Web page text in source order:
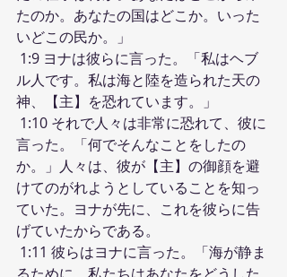
たのか。あなたの国はどこか。いった
いどこの民か。」
ル人です。私は海と陸を造られた天の
神、【主】を恐れています。」
言った。「何でそんなことをしたの
か。」人々は、彼が【主】の御顔を避
けてのがれようとしていることを知っ
ていた。ヨナが先に、これを彼らに告
げていたからである。